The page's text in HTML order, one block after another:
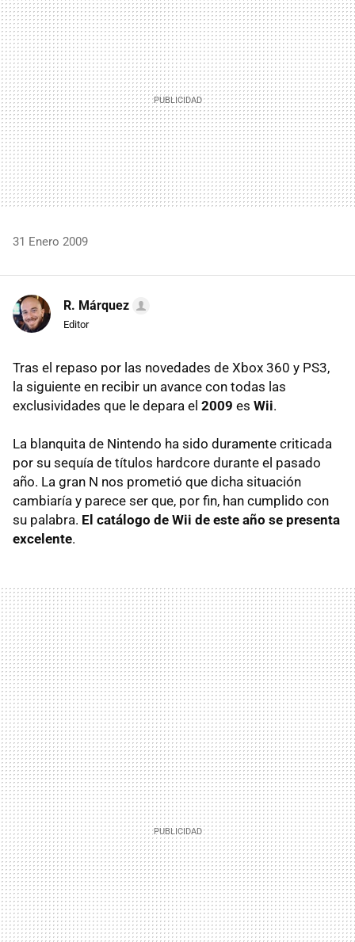
MAIL
31 Enero 2009
R. Márquez
Editor
Tras el repaso por las novedades de Xbox 360 y PS3,
la siguiente en recibir un avance con todas las
exclusividades que le depara el 2009 es Wii.
La blanquita de Nintendo ha sido duramente criticada
por su sequía de títulos hardcore durante el pasado
año. La gran N nos prometió que dicha situación
cambiaría y parece ser que, por fin, han cumplido con
su palabra. El catálogo de Wii de este año se presenta
excelente.